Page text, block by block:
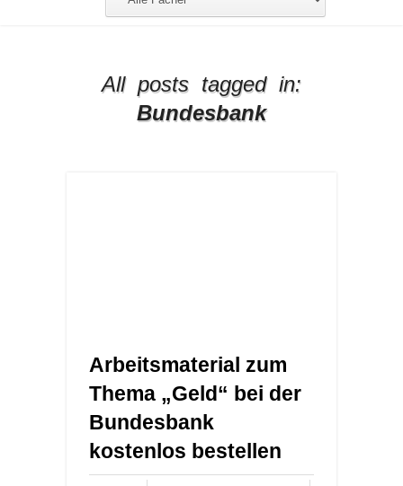
All posts tagged in:
Bundesbank
Arbeitsmaterial zum
Thema „Geld“ bei der
Bundesbank
kostenlos bestellen